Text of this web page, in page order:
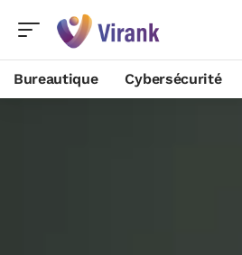
Bureautique Cybersécurité